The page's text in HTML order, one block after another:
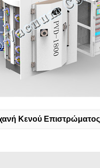
Κενού Επιστρώματος